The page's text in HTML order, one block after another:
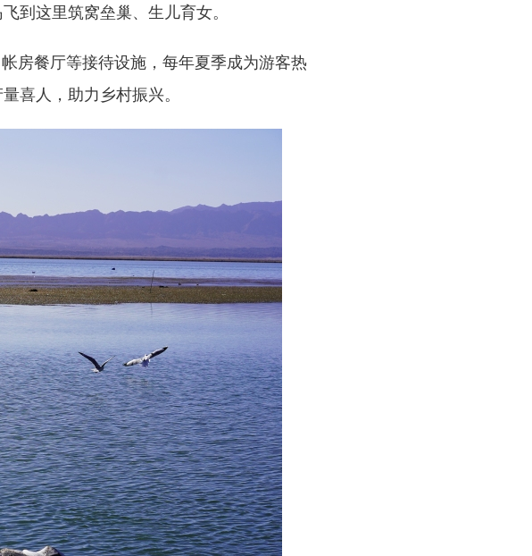
到这里筑窝垒巢、生儿育女。
餐厅等接待设施，每年夏季成为游客热
喜人，助力乡村振兴。